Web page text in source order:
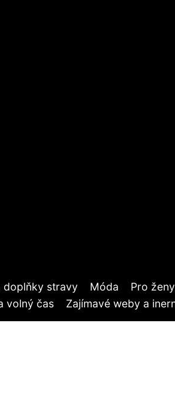
doplňky stravy Móda Pro
volný čas Zajímavé weby a